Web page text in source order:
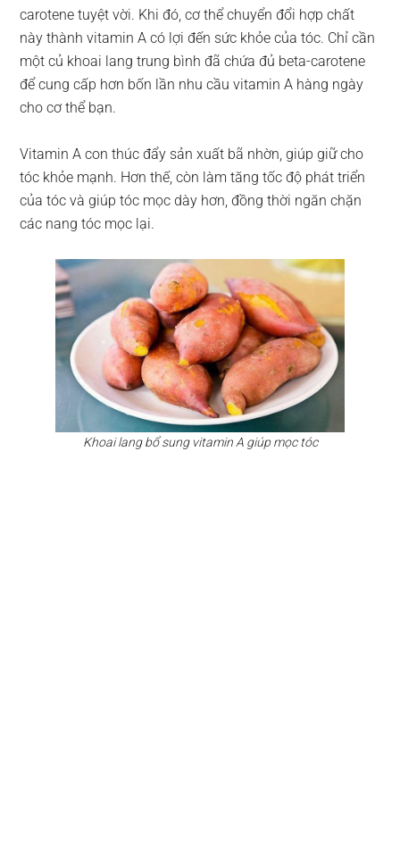
carotene tuyệt vời. Khi đó, cơ thể chuyển đổi hợp chất
này thành vitamin A có lợi đến sức khỏe của tóc. Chỉ cần
một củ khoai lang trung bình đã chứa đủ beta-carotene
để cung cấp hơn bốn lần nhu cầu vitamin A hàng ngày
cho cơ thể bạn.
Vitamin A con thúc đẩy sản xuất bã nhờn, giúp giữ cho
tóc khỏe mạnh. Hơn thế, còn làm tăng tốc độ phát triển
của tóc và giúp tóc mọc dày hơn, đồng thời ngăn chặn
các nang tóc mọc lại.
Khoai lang bổ sung vitamin A giúp mọc tóc